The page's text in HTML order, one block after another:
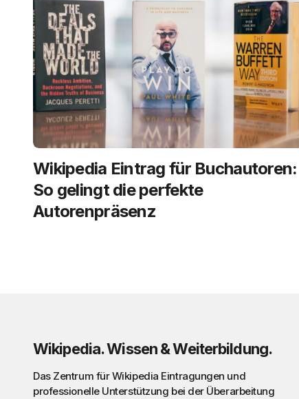
Wikipedia Eintrag für Buchautoren:
So gelingt die perfekte
Autorenpräsenz
Wikipedia. Wissen & Weiterbildung.
Das Zentrum für Wikipedia Eintragungen und
professionelle Unterstützung bei der Überarbeitung